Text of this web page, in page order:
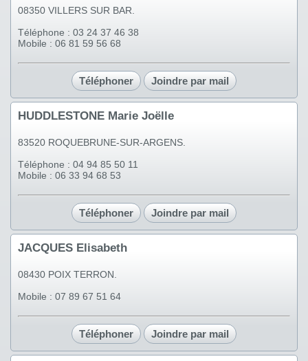
08350 VILLERS SUR BAR.
Téléphone : 03 24 37 46 38
Mobile : 06 81 59 56 68
Téléphoner Joindre par mail
HUDDLESTONE Marie Joëlle
83520 ROQUEBRUNE-SUR-ARGENS.
Téléphone : 04 94 85 50 11
Mobile : 06 33 94 68 53
Téléphoner Joindre par mail
JACQUES Elisabeth
08430 POIX TERRON.
Mobile : 07 89 67 51 64
Téléphoner Joindre par mail